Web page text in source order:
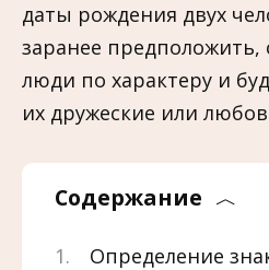
даты рождения двух
заранее
люди по характеру и
их дружеские или
Содержание
Определение